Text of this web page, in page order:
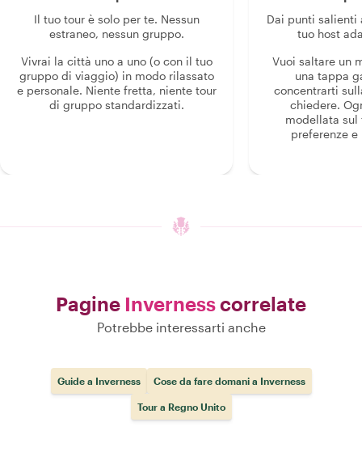
Il tuo tour è solo per te. Nessun
estraneo, nessun gruppo.
Vivrai la città uno a uno (o con il tuo
gruppo di viaggio) in modo rilassato
e personale. Niente fretta, niente tour
di gruppo standardizzati.
Dai punti salienti
tuo host
Vuoi saltare un
una tappa
concentrarti
chiedere.
modellata sul
preferenze
Pagine Invernesscorrelate
Potrebbe interessarti anche
Guide a Inverness Cose da fare domani a Inverness
Tour a Regno Unito